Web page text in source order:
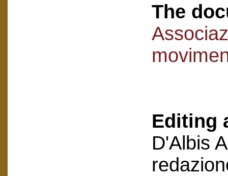
The
Editing
D'Albis